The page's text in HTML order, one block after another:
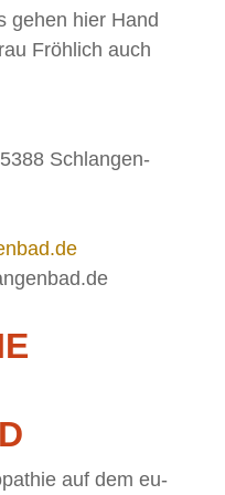
ge­hen hier Hand
Fröh­lich auch
Schlan­gen­
auf dem eu­